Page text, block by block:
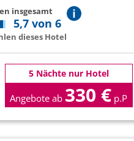
insgesamt
5,7 von 6
dieses Hotel
5 Nächte nur Hotel
Angebote ab 330 € p.P